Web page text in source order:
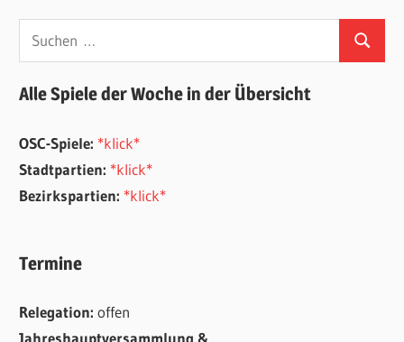
Suchen
nach:
Suchen
Alle Spiele der Woche in der Übersicht
OSC-Spiele: *klick*
Stadtpartien: *klick*
Bezirkspartien: *klick*
Termine
Relegation:offen
Jahreshauptversammlung &